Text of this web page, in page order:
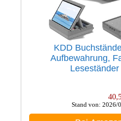
KDD
Aufbewahrung,
Stand von: 2026/